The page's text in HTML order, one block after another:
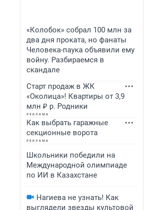
«Колобок» собрал 100 млн за
два дня проката, но фанаты
Человека-паука объявили ему
войну. Разбираемся в
скандале
Старт продаж в ЖК
«Околица»! Квартиры от 3,9
млн ₽ р. Родники
Как выбрать гаражные
секционные ворота
Школьники победили на
Международной олимпиаде
по ИИ в Казахстане
Нагиева не узнать! Как
выглядели звезды культовой